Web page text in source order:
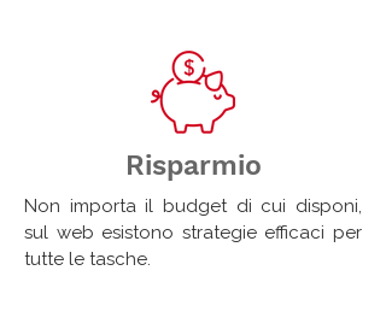
Risparmio
Non importa il budget di cui disponi,
sul web esistono strategie efficaci per
tutte le tasche.